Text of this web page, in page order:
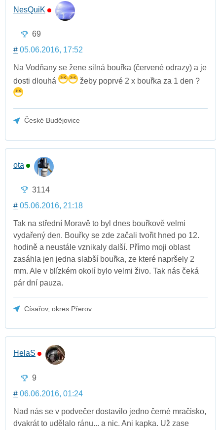
NesQuiK
69
# 05.06.2016, 17:52
Na Vodňany se žene silná bouřka (červené odrazy) a je
dosti dlouhá
žeby poprvé 2 x bouřka za 1 den ?
České Budějovice
ota
3114
# 05.06.2016, 21:18
Tak na střední Moravě to byl dnes bouřkově velmi
vydařený den. Bouřky se zde začali tvořit hned po 12.
hodině a neustále vznikaly další. Přímo moji oblast
zasáhla jen jedna slabší bouřka, ze které napršely 2
mm. Ale v blízkém okolí bylo velmi živo. Tak nás čeká
pár dní pauza.
Císařov, okres Přerov
HelaS
9
# 06.06.2016, 01:24
Nad nás se v podvečer dostavilo jedno černé mračisko,
dvakrát to udělalo ránu... a nic. Ani kapka. Už zase